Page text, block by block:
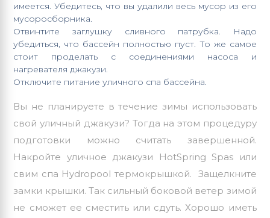
имеется. Убедитесь, что вы удалили весь мусор из его
мусоросборника.
Отвинтите заглушку сливного патрубка. Надо
убедиться, что бассейн полностью пуст. То же самое
стоит проделать с соединениями насоса и
нагревателя джакузи.
Отключите питание уличного спа бассейна.
Вы не планируете в течение зимы использовать
свой уличный джакузи? Тогда на этом процедуру
подготовки можно считать завершенной.
Накройте уличное джакузи HotSpring Spas или
свим спа Hydropool термокрышкой. Защелкните
замки крышки. Так сильный боковой ветер зимой
не сможет ее сместить или сдуть. Хорошо иметь